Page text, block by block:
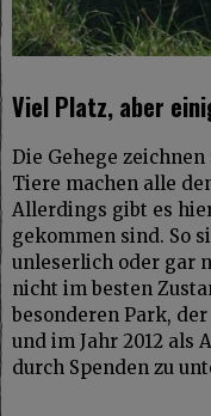
Viel Platz, aber
Die Gehege
Tiere machen alle
Allerdings gibt es
gekommen sind. So
unleserlich oder gar
nicht im besten
besonderen Park,
und im Jahr 2012 als
durch Spenden zu